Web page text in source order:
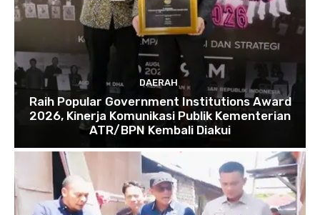
DAERAH
Raih Popular Government Institutions Award
2026, Kinerja Komunikasi Publik Kementerian
ATR/BPN Kembali Diakui